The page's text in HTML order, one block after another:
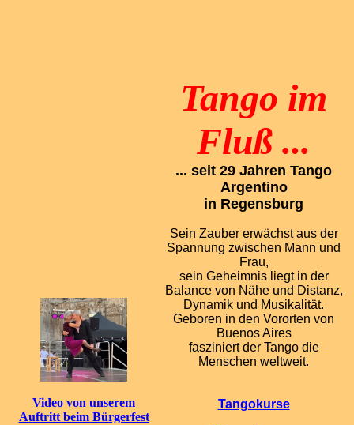
Video von unserem
Auftritt beim Bürgerfest
Tango im
Fluß ...
... seit 29 Jahren Tango
Argentino
in Regensburg
Sein Zauber erwächst aus der
Spannung zwischen Mann und
Frau,
sein Geheimnis liegt in der
Balance von Nähe und Distanz,
Dynamik und Musikalität.
Geboren in den Vororten von
Buenos Aires
fasziniert der Tango die
Menschen weltweit.
Tangokurse